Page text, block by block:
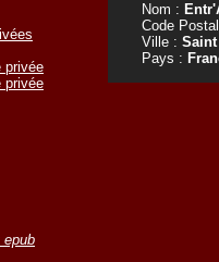
privée
privée
epub
Nom :
Code
Ville :
Pays :